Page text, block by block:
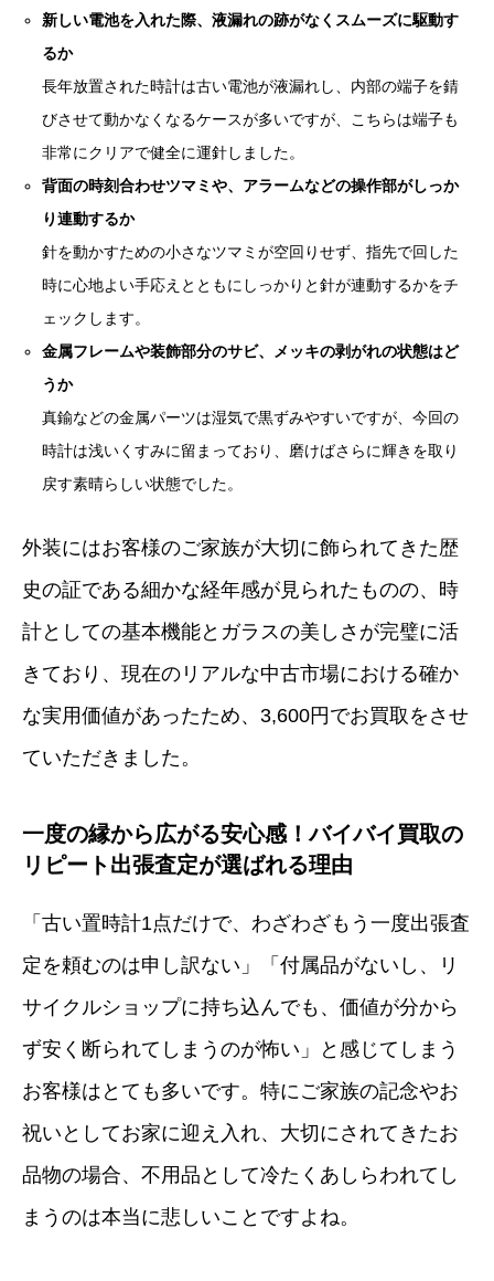
新しい電池を入れた際、液漏れの跡がなくスムーズに駆動す
るか
長年放置された時計は古い電池が液漏れし、内部の端子を錆
びさせて動かなくなるケースが多いですが、こちらは端子も
非常にクリアで健全に運針しました。
背面の時刻合わせツマミや、アラームなどの操作部がしっか
り連動するか
針を動かすための小さなツマミが空回りせず、指先で回した
時に心地よい手応えとともにしっかりと針が連動するかをチ
ェックします。
金属フレームや装飾部分のサビ、メッキの剥がれの状態はど
うか
真鍮などの金属パーツは湿気で黒ずみやすいですが、今回の
時計は浅いくすみに留まっており、磨けばさらに輝きを取り
戻す素晴らしい状態でした。
外装にはお客様のご家族が大切に飾られてきた歴
史の証である細かな経年感が見られたものの、時
計としての基本機能とガラスの美しさが完璧に活
きており、現在のリアルな中古市場における確か
な実用価値があったため、3,600円でお買取をさせ
ていただきました。
一度の縁から広がる安心感！バイバイ買取の
リピート出張査定が選ばれる理由
「古い置時計1点だけで、わざわざもう一度出張査
定を頼むのは申し訳ない」「付属品がないし、リ
サイクルショップに持ち込んでも、価値が分から
ず安く断られてしまうのが怖い」と感じてしまう
お客様はとても多いです。特にご家族の記念やお
祝いとしてお家に迎え入れ、大切にされてきたお
品物の場合、不用品として冷たくあしらわれてし
まうのは本当に悲しいことですよね。